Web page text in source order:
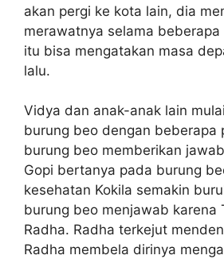
akan pergi ke kota lain, dia
merawatnya selama
itu bisa mengatakan masa
lalu.
Vidya dan anak-anak lain
burung beo dengan beberapa
burung beo memberikan
Gopi bertanya pada burung
kesehatan Kokila semakin
burung beo menjawab karena
Radha. Radha terkejut
Radha membela dirinya